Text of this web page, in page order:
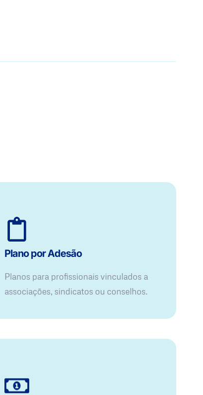
Plano por Adesão
Planos para profissionais vinculados a
associações, sindicatos ou conselhos.